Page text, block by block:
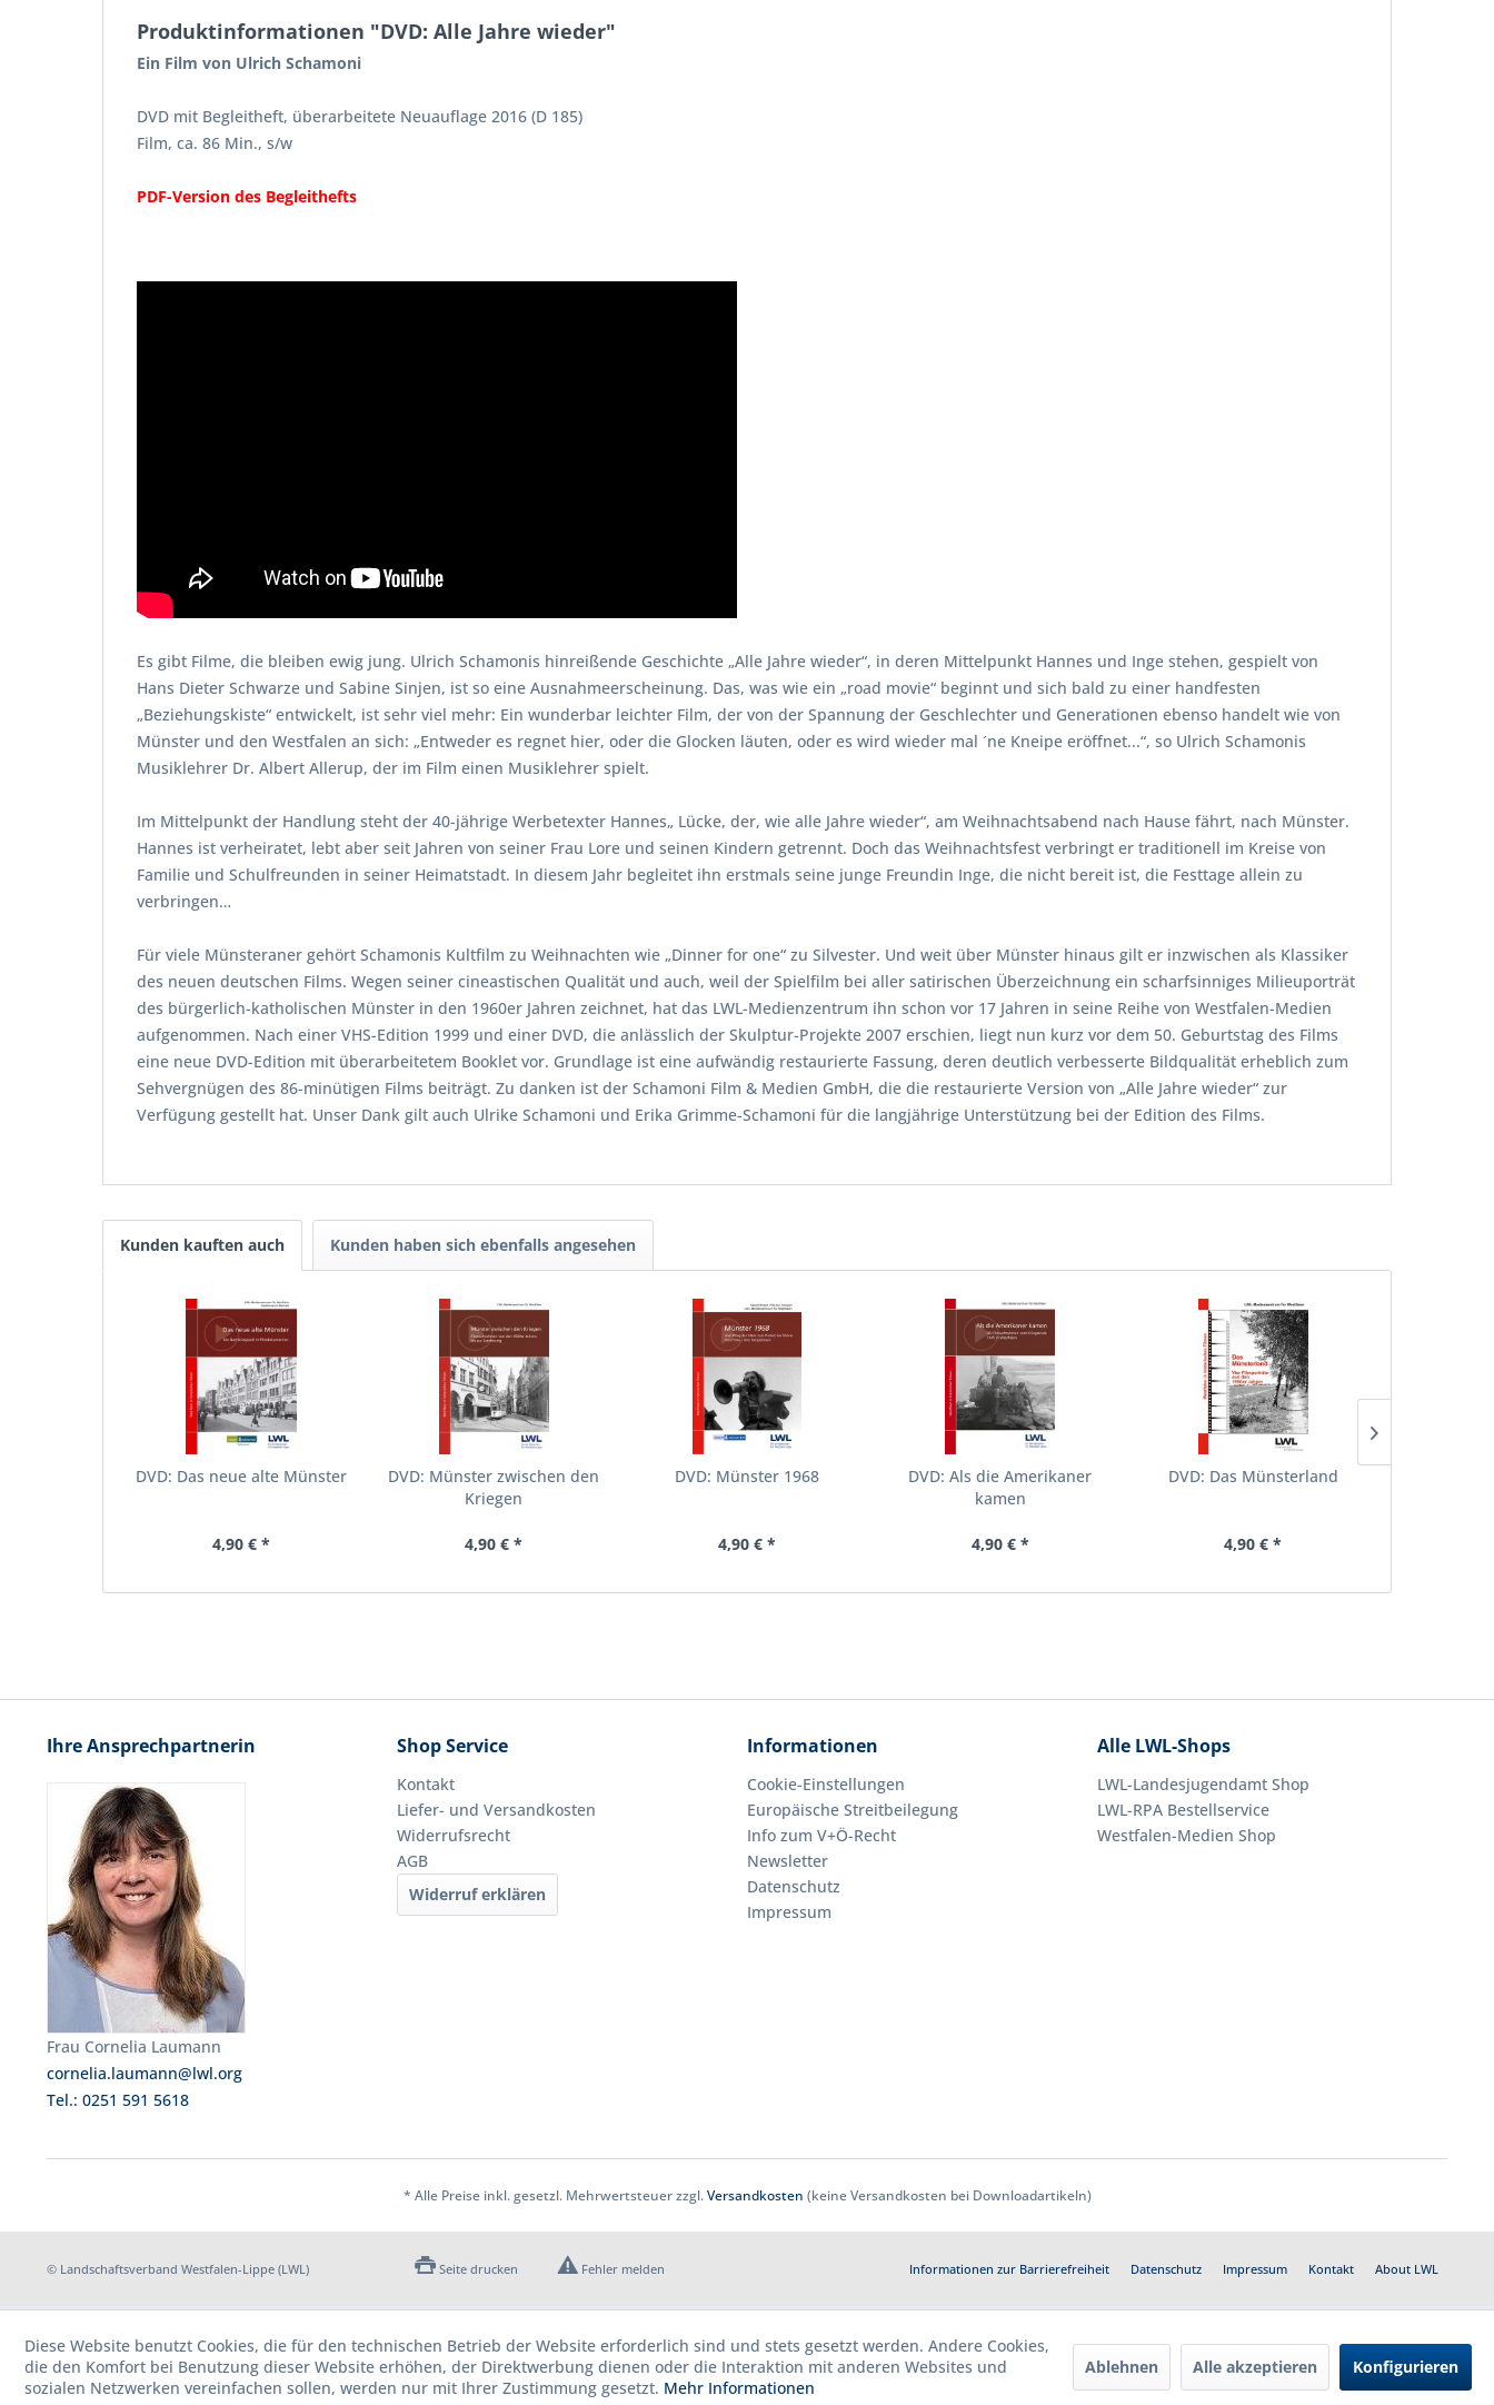
Produktinformationen "DVD: Alle Jahre wieder"
Ein Film von Ulrich Schamoni
DVD mit Begleitheft, überarbeitete Neuauflage 2016 (D 185)
Film, ca. 86 Min., s/w
PDF-Version des Begleithefts
Es gibt Filme, die bleiben ewig jung. Ulrich Schamonis hinreißende Geschichte „Alle Jahre wieder“, in deren Mittelpunkt Hannes und Inge stehen, gespielt von
Hans Dieter Schwarze und Sabine Sinjen, ist so eine Ausnahmeerscheinung. Das, was wie ein „road movie“ beginnt und sich bald zu einer handfesten
„Beziehungskiste“ entwickelt, ist sehr viel mehr: Ein wunderbar leichter Film, der von der Spannung der Geschlechter und Generationen ebenso handelt wie von
Münster und den Westfalen an sich: „Entweder es regnet hier, oder die Glocken läuten, oder es wird wieder mal ´ne Kneipe eröffnet...“, so Ulrich Schamonis
Musiklehrer Dr. Albert Allerup, der im Film einen Musiklehrer spielt.
Im Mittelpunkt der Handlung steht der 40-jährige Werbetexter Hannes
alle Jahre wieder“, am Weihnachtsabend nach Hause fährt, nach Münster.
Hannes ist verheiratet, lebt aber seit Jahren von seiner Frau Lore und seinen Kindern getrennt. Doch das Weihnachtsfest verbringt er traditionell im Kreise von
Familie und Schulfreunden in seiner Heimatstadt. In diesem Jahr begleitet ihn erstmals seine junge Freundin Inge, die nicht bereit ist, die Festtage allein zu
verbringen…
Für viele Münsteraner gehört Schamonis Kultfilm zu Weihnachten wie „Dinner for one“ zu Silvester. Und weit über Münster hinaus gilt er inzwischen als Klassiker
des neuen deutschen Films. Wegen seiner cineastischen Qualität und auch, weil der Spielfilm bei aller satirischen Überzeichnung ein scharfsinniges Milieuporträt
des bürgerlich-katholischen Münster in den 1960er Jahren zeichnet, hat das LWL-Medienzentrum ihn schon vor 17 Jahren in seine Reihe von Westfalen-Medien
aufgenommen. Nach einer VHS-Edition 1999 und einer DVD, die anlässlich der Skulptur-Projekte 2007 erschien, liegt nun kurz vor dem 50. Geburtstag des Films
eine neue DVD-Edition mit überarbeitetem Booklet vor. Grundlage ist eine aufwändig restaurierte Fassung, deren deutlich verbesserte Bildqualität erheblich zum
Sehvergnügen des 86-minütigen Films beiträgt. Zu danken ist der Schamoni Film & Medien GmbH, die die restaurierte Version von „Alle Jahre wieder“ zur
Verfügung gestellt hat. Unser Dank gilt auch Ulrike Schamoni und Erika Grimme-Schamoni für die langjährige Unterstützung bei der Edition des Films.
Kunden kauften auch Kunden haben sich ebenfalls angesehen
DVD: Das neue alte Münster
4,90 € *
DVD: Münster zwischen den
Kriegen
4,90 € *
DVD: Münster 1968
4,90 € *
DVD: Als die Amerikaner
kamen
4,90 € *
DVD: Das Münsterland
4,90 € *
Ihre Ansprechpartnerin
Frau Cornelia Laumann
cornelia.laumann@lwl.org
Tel.: 0251 591 5618
Shop Service
Kontakt
Liefer- und Versandkosten
Widerrufsrecht
AGB
Widerruf erklären
Informationen
Cookie-Einstellungen
Europäische Streitbeilegung
Info zum V+Ö-Recht
Newsletter
Datenschutz
Impressum
Alle LWL-Shops
LWL-Landesjugendamt Shop
LWL-RPA Bestellservice
Westfalen-Medien Shop
* Alle Preise inkl. gesetzl. Mehrwertsteuer zzgl.Versandkosten (keine Versandkosten bei Downloadartikeln)
© Landschaftsverband Westfalen-Lippe (LWL) Seite drucken Fehler melden Informationen zur Barrierefreiheit Datenschutz Impressum Kontakt About LWL
Diese Website benutzt Cookies, die für den technischen Betrieb der Website erforderlich sind und stets gesetzt werden. Andere Cookies,
die den Komfort bei Benutzung dieser Website erhöhen, der Direktwerbung dienen oder die Interaktion mit anderen Websites und
sozialen Netzwerken vereinfachen sollen, werden nur mit Ihrer Zustimmung gesetzt. Mehr Informationen
Ablehnen Alle akzeptieren Konfigurieren